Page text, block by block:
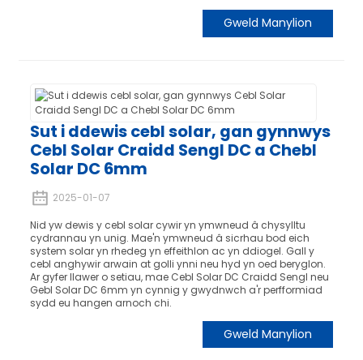
Gweld Manylion
Sut i ddewis cebl solar, gan gynnwys
Cebl Solar Craidd Sengl DC a Chebl
Solar DC 6mm
2025-01-07
Nid yw dewis y cebl solar cywir yn ymwneud â chysylltu
cydrannau yn unig. Mae'n ymwneud â sicrhau bod eich
system solar yn rhedeg yn effeithlon ac yn ddiogel. Gall y
cebl anghywir arwain at golli ynni neu hyd yn oed beryglon.
Ar gyfer llawer o setiau, mae Cebl Solar DC Craidd Sengl neu
Gebl Solar DC 6mm yn cynnig y gwydnwch a'r perfformiad
sydd eu hangen arnoch chi.
Gweld Manylion